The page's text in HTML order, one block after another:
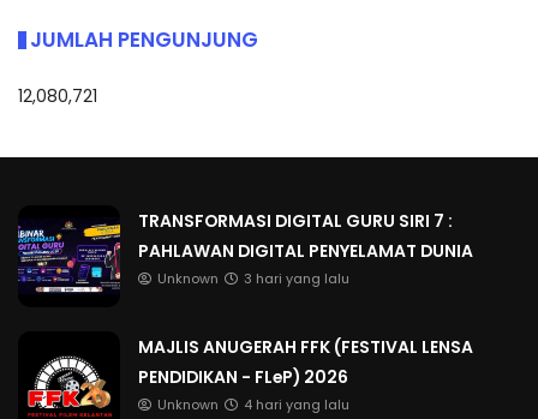
JUMLAH PENGUNJUNG
12,080,721
TRANSFORMASI DIGITAL GURU SIRI 7 :
PAHLAWAN DIGITAL PENYELAMAT DUNIA
Unknown 3 hari yang lalu
MAJLIS ANUGERAH FFK (FESTIVAL LENSA
PENDIDIKAN - FLeP) 2026
Unknown 4 hari yang lalu